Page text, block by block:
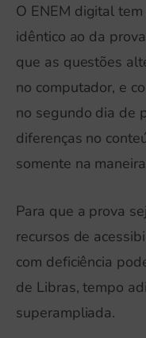
O ENEM digital
idêntico ao da
que as questões
no computador, e
no segundo dia de
diferenças no
somente na
Para que a prova
recursos de
com deficiência
de Libras, tempo
superampliada.